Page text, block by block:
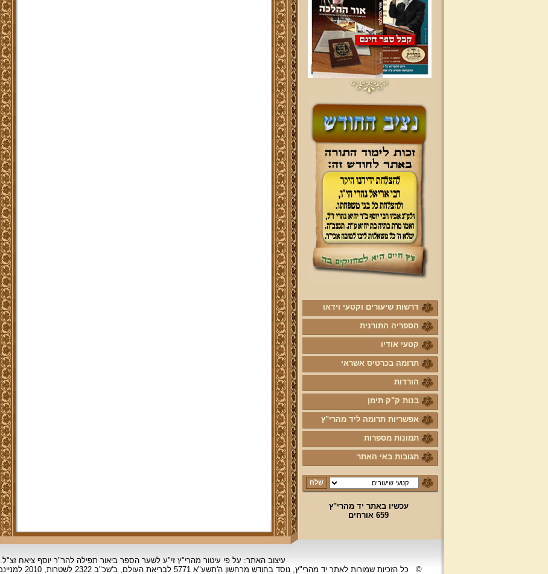
דרשות שיעורים וקטעי וידאו
הספריה התורנית
קטעי אודיו
תרומה בכרטיס אשראי
הורדות
בנות ק"ק תימן
אפשריות תרומה ליד מהרי"ץ
תמונות מספרות
תגובות באי האתר
עכשיו באתר יד מהרי"ץ
659 אורחים
עיצוב האתר: על פי עיטור מהרי"ץ זי"ע לשער הספר ביאור תפילה להר"ר יוסף ציאח זצ"ל.
©
כל הזכיות שמורות לאתר יד מהרי"ץ, נוסד בחודש מרחשוןה'תשע"א 5771 לבריאת העולם, ב'שכ"ב 2322 לשטרות, 2010 למניינם.